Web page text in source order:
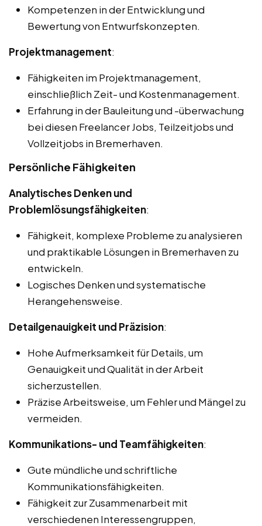
Kompetenzen in der Entwicklung und
Bewertung von Entwurfskonzepten.
Projektmanagement:
Fähigkeiten im Projektmanagement,
einschließlich Zeit- und Kostenmanagement.
Erfahrung in der Bauleitung und -überwachung
bei diesen Freelancer Jobs, Teilzeitjobs und
Vollzeitjobs in Bremerhaven.
Persönliche Fähigkeiten
Analytisches Denken und
Problemlösungsfähigkeiten:
Fähigkeit, komplexe Probleme zu analysieren
und praktikable Lösungen in Bremerhaven zu
entwickeln.
Logisches Denken und systematische
Herangehensweise.
Detailgenauigkeit und Präzision:
Hohe Aufmerksamkeit für Details, um
Genauigkeit und Qualität in der Arbeit
sicherzustellen.
Präzise Arbeitsweise, um Fehler und Mängel zu
vermeiden.
Kommunikations- und Teamfähigkeiten:
Gute mündliche und schriftliche
Kommunikationsfähigkeiten.
Fähigkeit zur Zusammenarbeit mit
verschiedenen Interessengruppen,